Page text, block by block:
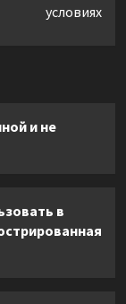
условиях
и не
в